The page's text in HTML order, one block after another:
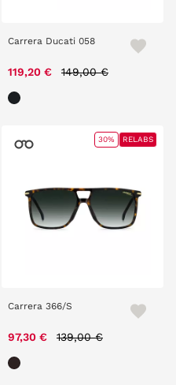
Carrera Ducati 058
119,20 € Price reduced from
149,00 €
Carrera 366/S
97,30 € Price reduced from
139,00 €
30% RELABS